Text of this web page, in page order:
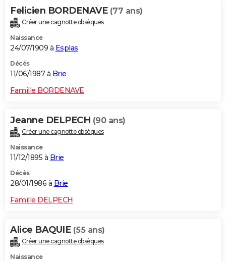
Felicien BORDENAVE (77 ans)
Créer une cagnotte obsèques
Naissance
24/07/1909 à Esplas
Décès
11/06/1987 à Brie
Famille BORDENAVE
Jeanne DELPECH (90 ans)
Créer une cagnotte obsèques
Naissance
11/12/1895 à Brie
Décès
28/01/1986 à Brie
Famille DELPECH
Alice BAQUIE (55 ans)
Créer une cagnotte obsèques
Naissance